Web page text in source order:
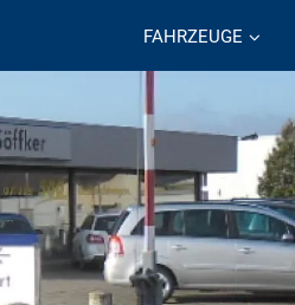
FAHRZEUGE